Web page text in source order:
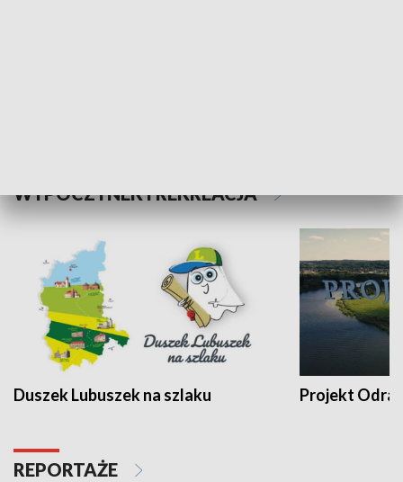
WYPOCZYNEK I REKREACJA
Duszek Lubuszek na szlaku Projekt Odra
REPORTAŻE